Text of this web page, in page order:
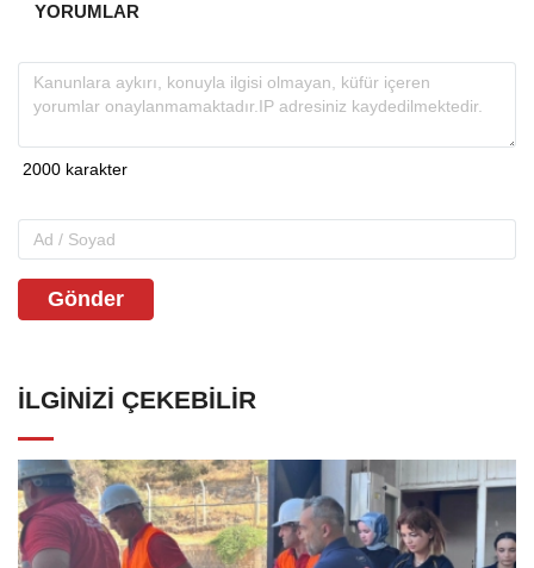
YORUMLAR
Gönder
İLGINIZI ÇEKEBILIR